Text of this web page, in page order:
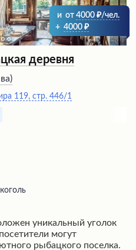
и от 4000
/чел.
+ 4000
деревня
)
119, стр. 446/1
уникальный уголок
могут
рыбацкого поселка.